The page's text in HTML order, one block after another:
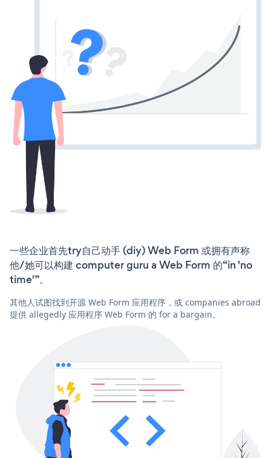
一些企业首先try自己动手 (diy) Web Form 或拥有声称
他/她可以构建 computer guru a Web Form 的“in 'no
time'”。
其他人试图找到开源 Web Form 应用程序，或 companies abroad
提供 allegedly 应用程序 Web Form 的 for a bargain。